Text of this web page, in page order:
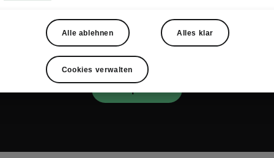
den entsprechenden Datenschutzhinweisen dieses
vertraut sind.
www.youtube.com
Alle ablehnen Alles klar
Cookies verwalten